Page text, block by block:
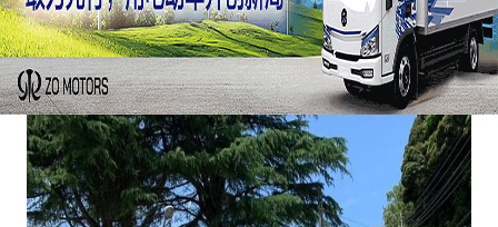
《日本新华侨报》记者 王琴 日本新闻 政治焦点
日本华侨报网 2021/1/13 08:16:07